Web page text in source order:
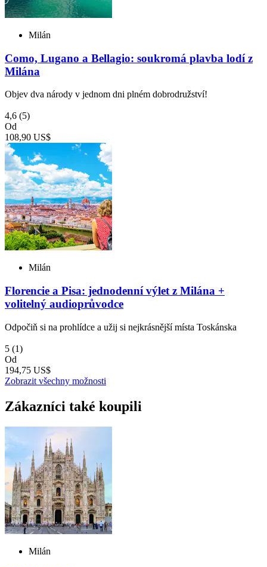
Milán
Como, Lugano a Bellagio: soukromá plavba lodí z
Milána
Objev dva národy v jednom dni plném dobrodružství!
4,6 (5)
Od
108,90 US$
Milán
Florencie a Pisa: jednodenní výlet z Milána +
volitelný audioprůvodce
Odpočiň si na prohlídce a užij si nejkrásnější místa Toskánska
5 (1)
Od
194,75 US$
Zobrazit všechny možnosti
Zákazníci také koupili
Milán